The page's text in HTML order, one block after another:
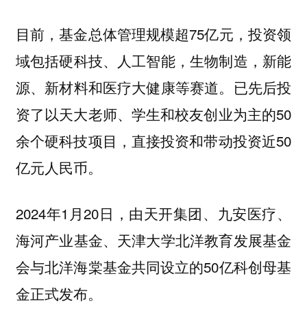
目前，基金总体管理规模超75亿元，投资领
域包括硬科技、人工智能，生物制造，新能
源、新材料和医疗大健康等赛道。已先后投
资了以天大老师、学生和校友创业为主的50
余个硬科技项目，直接投资和带动投资近50
亿元人民币。
2024年1月20日，由天开集团、九安医疗、
海河产业基金、天津大学北洋教育发展基金
会与北洋海棠基金共同设立的50亿科创母基
金正式发布。